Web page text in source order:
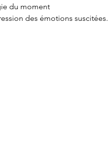
du moment
des émotions suscitées.